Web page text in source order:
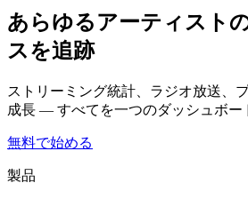
あらゆるアーティスト
スを追跡
ストリーミング統計、ラジオ放送、
成長 — すべてを一つのダッシュボー
無料で始める
製品